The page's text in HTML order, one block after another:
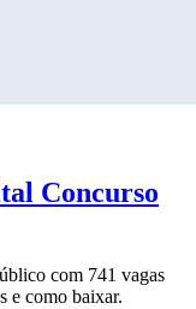
Concurso
com 741 vagas
e como baixar.